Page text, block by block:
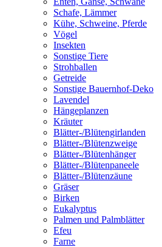
Schafe, Lämmer
Kühe, Schweine, Pferde
Vögel
Insekten
Sonstige Tiere
Strohballen
Getreide
Sonstige Bauernhof-Deko
Lavendel
Hängeplanzen
Kräuter
Blätter-/Blütengirlanden
Blätter-/Blütenzweige
Blätter-/Blütenhänger
Blätter-/Blütenpaneele
Blätter-/Blütenzäune
Gräser
Birken
Eukalyptus
Palmen und Palmblätter
Efeu
Farne